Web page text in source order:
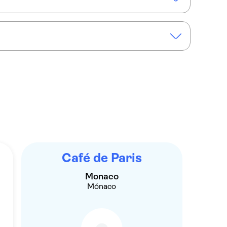
Café de Paris
Monaco
Mónaco